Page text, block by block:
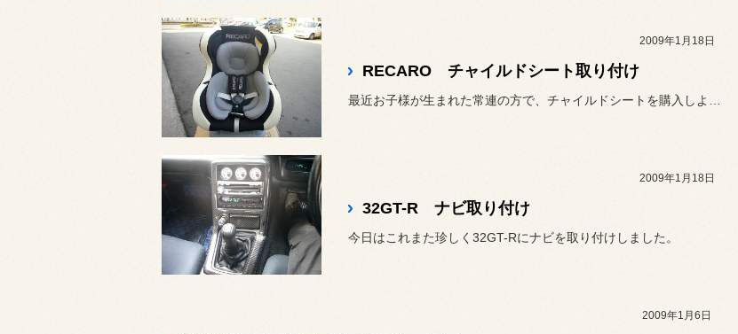
2009年1月18日
RECARO チャイルドシート取り付け
2009年1月18日
32GT-R ナビ取り付け
今日はこれまた珍しく32GT-Rにナビを取り付けしました。
2009年1月6日